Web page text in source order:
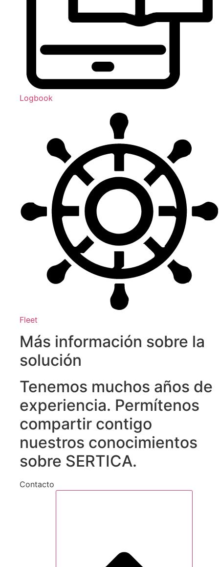
Logbook
Fleet
Más información sobre la
solución
Tenemos muchos años de
experiencia. Permítenos
compartir contigo
nuestros conocimientos
sobre SERTICA.
Contacto